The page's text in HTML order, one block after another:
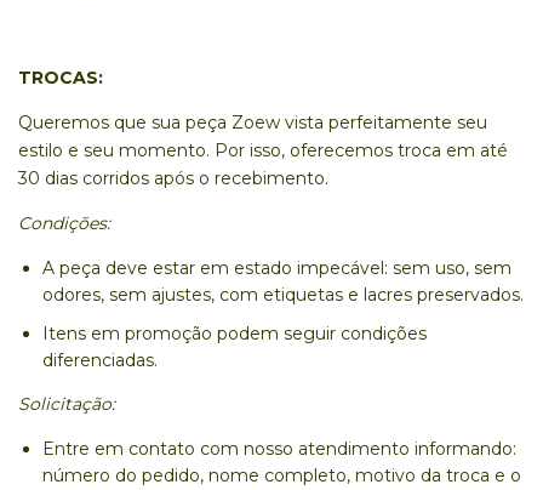
TROCAS:
Queremos que sua peça Zoew vista perfeitamente seu
estilo e seu momento. Por isso, oferecemos troca em até
30 dias corridos após o recebimento.
Condições:
A peça deve estar em estado impecável: sem uso, sem
odores, sem ajustes, com etiquetas e lacres preservados.
Itens em promoção podem seguir condições
diferenciadas.
Solicitação:
Entre em contato com nosso atendimento informando:
número do pedido, nome completo, motivo da troca e o